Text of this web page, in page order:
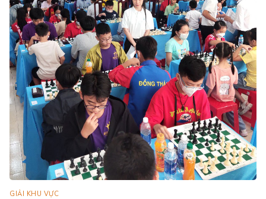
GIẢI KHU VỰC